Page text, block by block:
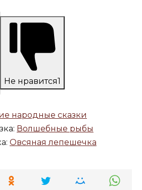
Не нравится1
народные сказки
Волшебные рыбы
Овсяная лепешечка